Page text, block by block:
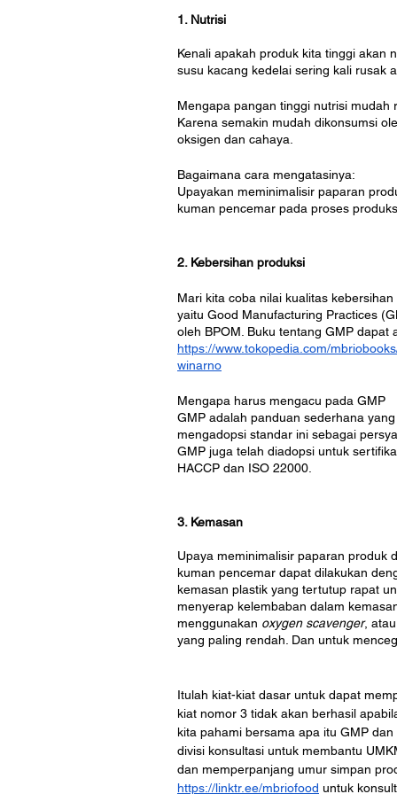
1. Nutrisi
Kenali apakah produk kita tinggi akan
susu kacang kedelai sering kali rusak
Mengapa pangan tinggi nutrisi mudah
Karena semakin mudah dikonsumsi
oksigen dan cahaya.
Bagaimana cara mengatasinya:
Upayakan meminimalisir paparan
kuman pencemar pada proses
2. Kebersihan produksi
Mari kita coba nilai kualitas
yaitu Good Manufacturing Practices
oleh BPOM. Buku tentang GMP dapat
https://www.tokopedia.com/
winarno
Mengapa harus mengacu pada GMP
GMP adalah panduan sederhana
mengadopsi standar ini sebagai
GMP juga telah diadopsi untuk
HACCP dan ISO 22000.
3. Kemasan
Upaya meminimalisir paparan produk
kuman pencemar dapat dilakukan
kemasan plastik yang tertutup rapat
menyerap kelembaban dalam
menggunakan oxygen scavenger,
yang paling rendah. Dan untuk
Itulah kiat-kiat dasar untuk dapat
kiat nomor 3 tidak akan berhasil
kita pahami bersama apa itu GMP
divisi konsultasi untuk membantu
dan memperpanjang umur simpan
https://linktr.ee/mbriofood untuk